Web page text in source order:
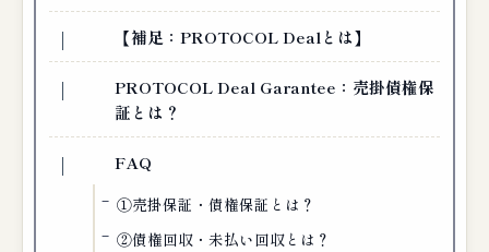
【補足：PROTOCOL Dealとは】
PROTOCOL Deal Garantee：売掛債権保
証とは？
FAQ
①売掛保証・債権保証とは？
②債権回収・未払い回収とは？